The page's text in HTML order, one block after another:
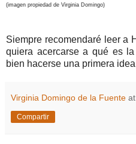
(imagen propiedad de Virginia Domingo)
Siempre recomendaré leer a
quiera acercarse a qué es
bien hacerse una primera
Virginia Domingo de la Fuente at
Compartir